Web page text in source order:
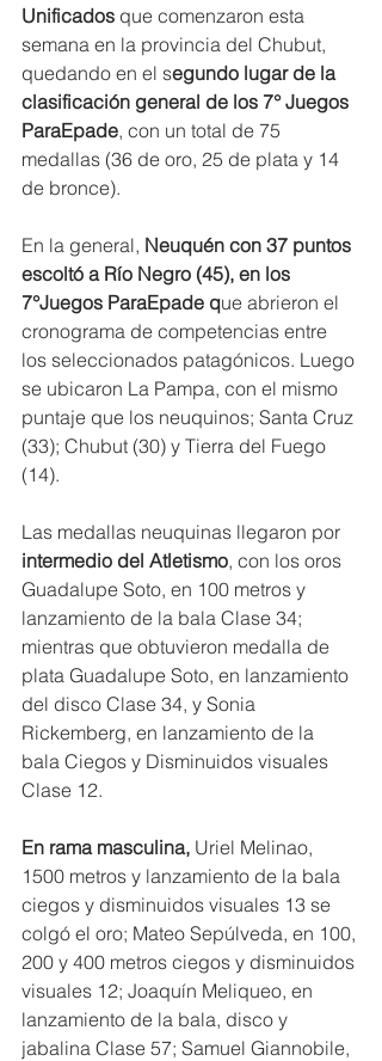
Unificados que comenzaron esta
semana en la provincia del Chubut,
quedando en el segundo lugar de la
clasificación general de los 7° Juegos
ParaEpade, con un total de 75
medallas (36 de oro, 25 de plata y 14
de bronce).
En la general, Neuquén con 37 puntos
escoltó a Río Negro (45), en los
7°Juegos ParaEpade que abrieron el
cronograma de competencias entre
los seleccionados patagónicos. Luego
se ubicaron La Pampa, con el mismo
puntaje que los neuquinos; Santa Cruz
(33); Chubut (30) y Tierra del Fuego
(14).
Las medallas neuquinas llegaron por
intermedio del Atletismo, con los oros
Guadalupe Soto, en 100 metros y
lanzamiento de la bala Clase 34;
mientras que obtuvieron medalla de
plata Guadalupe Soto, en lanzamiento
del disco Clase 34, y Sonia
Rickemberg, en lanzamiento de la
bala Ciegos y Disminuidos visuales
Clase 12.
En rama masculina, Uriel Melinao,
1500 metros y lanzamiento de la bala
ciegos y disminuidos visuales 13 se
colgó el oro; Mateo Sepúlveda, en 100,
200 y 400 metros ciegos y disminuidos
visuales 12; Joaquín Meliqueo, en
lanzamiento de la bala, disco y
jabalina Clase 57; Samuel Giannobile,